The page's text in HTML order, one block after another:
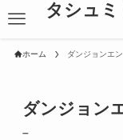
タシュミ
ホーム ダンジョンエ
ダンジョン
–